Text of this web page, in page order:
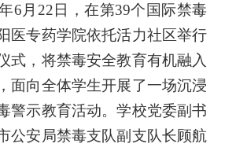
6月22日，在第39个国际禁毒
医专药学院依托活力社区举行
式，将禁毒安全教育有机融入
面向全体学生开展了一场沉浸
警示教育活动。学校党委副书
公安局禁毒支队副支队长顾航